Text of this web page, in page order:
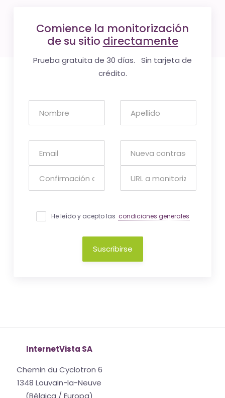
Comience la monitorización
de su sitio directamente
Prueba gratuita de 30 días. Sin tarjeta de
crédito.
He leído y acepto las condiciones generales
Suscribirse
InternetVista SA
Chemin du Cyclotron 6
1348 Louvain-la-Neuve
(Bélgica / Europa)